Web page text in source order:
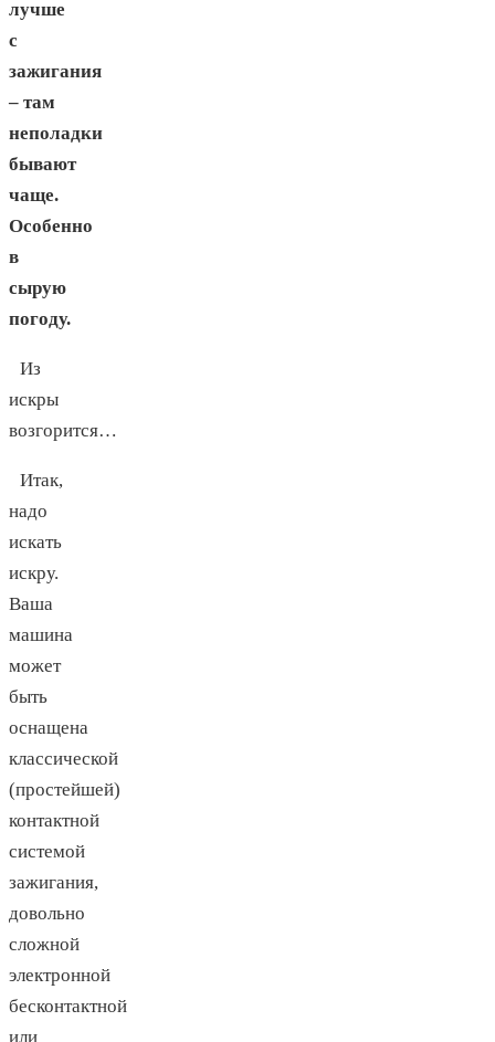
лучше
с
зажигания
– там
неполадки
бывают
чаще.
Особенно
в
сырую
погоду.
Из
искры
возгорится…
Итак,
надо
искать
искру.
Ваша
машина
может
быть
оснащена
классической
(простейшей)
контактной
системой
зажигания,
довольно
сложной
электронной
бесконтактной
или